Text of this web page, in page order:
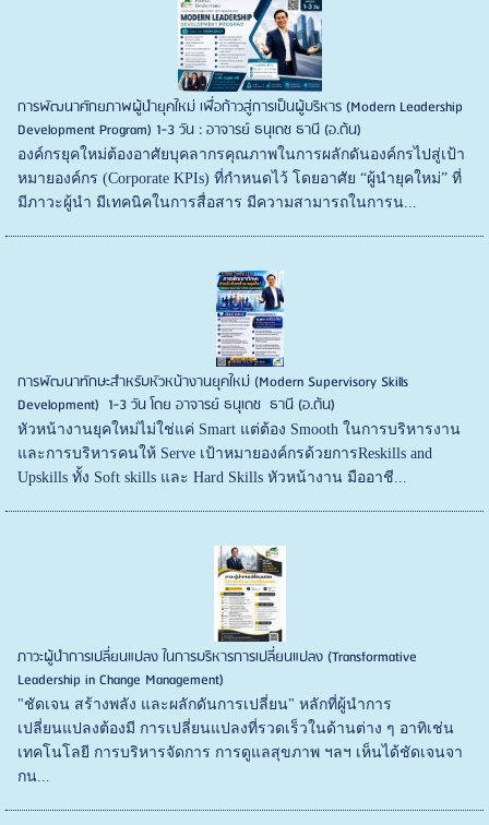
การพัฒนาศักยภาพผู้นำยุคใหม่ เพื่อก้าวสู่การเป็นผู้บริหาร (Modern Leadership
Development Program) 1-3 วัน : อาจารย์ ธนุเดช ธานี (อ.ต้น)
องค์กรยุคใหม่ต้องอาศัยบุคลากรคุณภาพในการผลักดันองค์กรไปสู่เป้า
หมายองค์กร (Corporate KPIs) ที่กำหนดไว้ โดยอาศัย “ผู้นำยุคใหม่” ที่
มีภาวะผู้นำ มีเทคนิคในการสื่อสาร มีความสามารถในการน...
การพัฒนาทักษะสำหรับหัวหน้างานยุคใหม่ (Modern Supervisory Skills
Development) 1-3 วัน โดย อาจารย์ ธนุเดช ธานี (อ.ต้น)
หัวหน้างานยุคใหม่ไม่ใช่แค่ Smart แต่ต้อง Smooth ในการบริหารงาน
และการบริหารคนให้ Serve เป้าหมายองค์กรด้วยการReskills and
Upskills ทั้ง Soft skills และ Hard Skills หัวหน้างาน มืออาชี...
ภาวะผู้นำการเปลี่ยนแปลง ในการบริหารการเปลี่ยนแปลง (Transformative
Leadership in Change Management)
"ชัดเจน สร้างพลัง และผลักดันการเปลี่ยน" หลักที่ผู้นำการ
เปลี่ยนแปลงต้องมี การเปลี่ยนแปลงที่รวดเร็วในด้านต่าง ๆ อาทิเช่น
เทคโนโลยี การบริหารจัดการ การดูแลสุขภาพ ฯลฯ เห็นได้ชัดเจนจา
กน...